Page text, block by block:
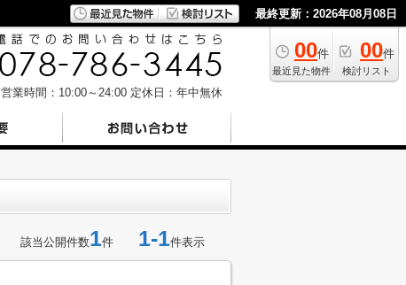
最終更新：2026年08月08日
00件
最近見た物件
00件
検討リスト
営業時間：10:00～24:00 定休日：年中無休
該当公開件数1件 1-1件表示